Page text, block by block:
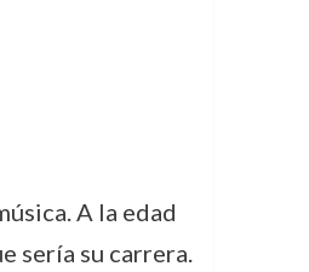
A la edad
sería su carrera.